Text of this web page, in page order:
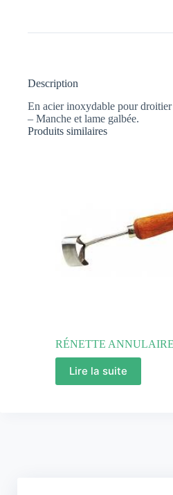
Description
En acier inoxydable pour droitier
– Manche et lame galbée.
Produits similaires
RÉNETTE ANNULAIRE
Lire la suite